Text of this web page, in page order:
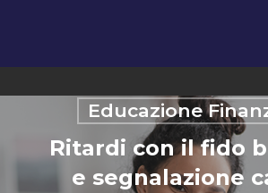
Chi siamo
Scopri Bravo
Educazione
Ritardi con il fido
e segnalazione